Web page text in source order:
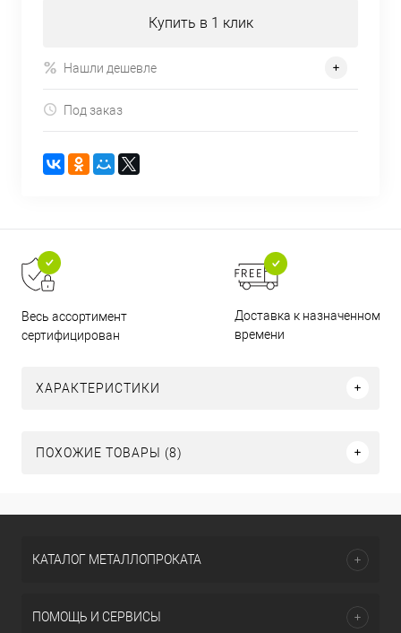
Купить в 1 клик
Нашли дешевле
Под заказ
Весь ассортимент
сертифицирован
Доставка к назначенному
времени
ХАРАКТЕРИСТИКИ
ПОХОЖИЕ ТОВАРЫ (8)
КАТАЛОГ МЕТАЛЛОПРОКАТА
ПОМОЩЬ И СЕРВИСЫ